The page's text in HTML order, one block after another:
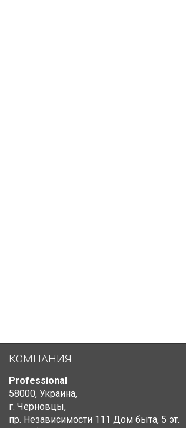
КОМПАНИЯ
Professional
58000, Украина,
г. Черновцы,
пр. Независимости 111 Дом быта, 5 эт.